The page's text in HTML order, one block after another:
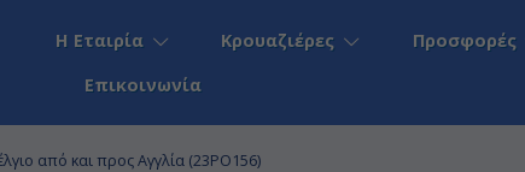
Η Εταιρία Κρουαζιέρες Προσφορές
Επικοινωνία
από και προς Αγγλία (23PO156)